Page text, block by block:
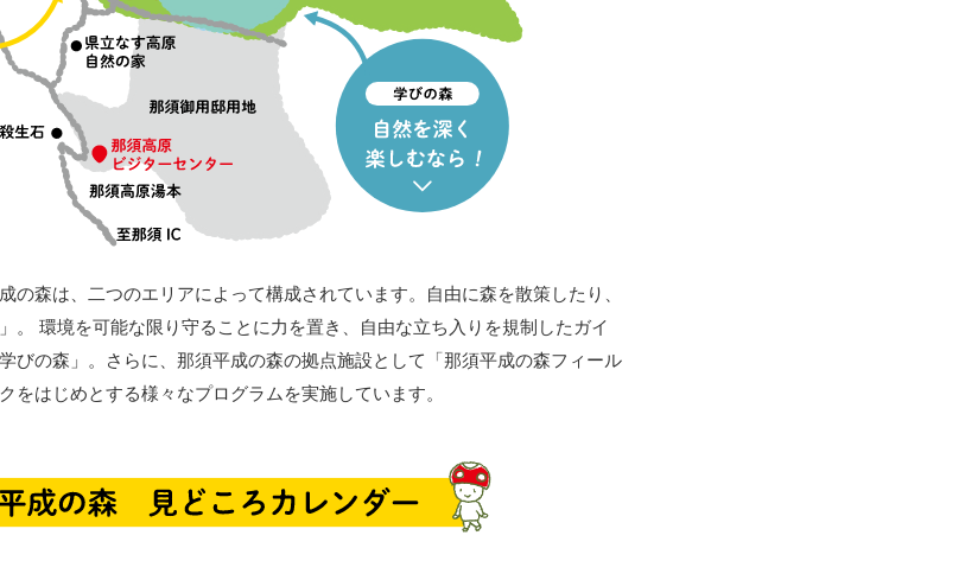
の森は、二つのエリアによって構成されています。自由に森を散策したり、
。 環境を可能な限り守ることに力を置き、自由な立ち入りを規制したガイ
びの森」。さらに、那須平成の森の拠点施設として「那須平成の森フィール
をはじめとする様々なプログラムを実施しています。